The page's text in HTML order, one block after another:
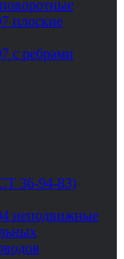
плоские
с ребрами
36-94-83)
неподвижные